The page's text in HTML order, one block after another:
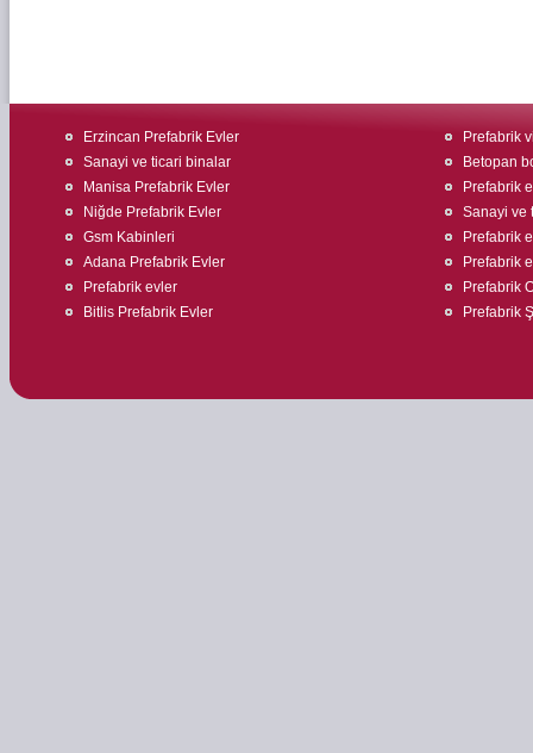
Erzincan Prefabrik Evler
Sanayi ve ticari binalar
Manisa Prefabrik Evler
Niğde Prefabrik Evler
Gsm Kabinleri
Adana Prefabrik Evler
Prefabrik evler
Bitlis Prefabrik Evler
Prefabrik
Betopan
Prefabrik
Sanayi ve
Prefabrik
Prefabrik
Prefabrik
Prefabrik